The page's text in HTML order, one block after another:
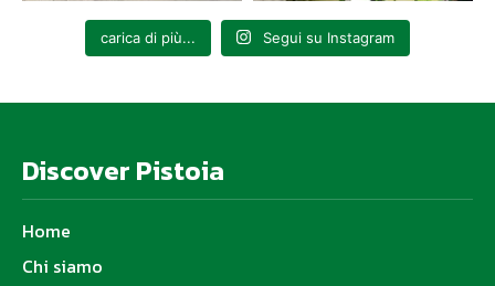
carica di più... Segui su Instagram
Discover Pistoia
Home
Chi siamo